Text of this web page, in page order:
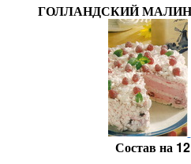
ГОЛЛАНДСКИЙ
Состав на